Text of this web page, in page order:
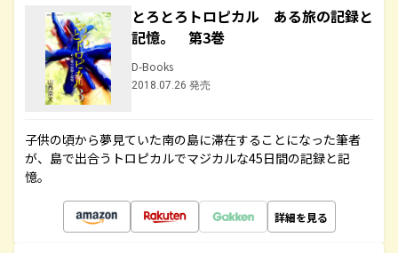
とろとろトロピカル ある旅の記録と
記憶。 第3巻
D-Books
2018.07.26 発売
子供の頃から夢見ていた南の島に滞在することになった筆者
が、島で出合うトロピカルでマジカルな45日間の記録と記
憶。
詳細を見る